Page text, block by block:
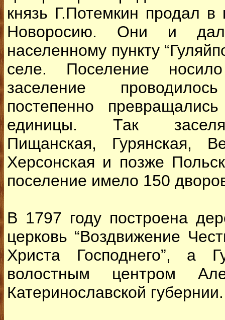
князь Г.Потемкин продал в
Новоросию. Они и
населенному пункту
селе. Поселение
заселение
постепенно
единицы. Так
Пищанская, Гурянская,
Херсонская и позже
поселение имело 150
В 1797 году построена
церковь “Воздвижение
Христа Господнего”, а
волостным центром
Катеринославской губернии.